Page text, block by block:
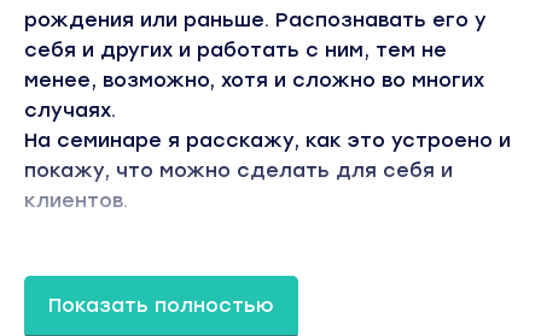
рождения или раньше. Распознавать его у
себя и других и работать с ним, тем не
менее, возможно, хотя и сложно во многих
случаях.
На семинаре я расскажу, как это устроено и
покажу, что можно сделать для себя и
клиентов.
Показать полностью